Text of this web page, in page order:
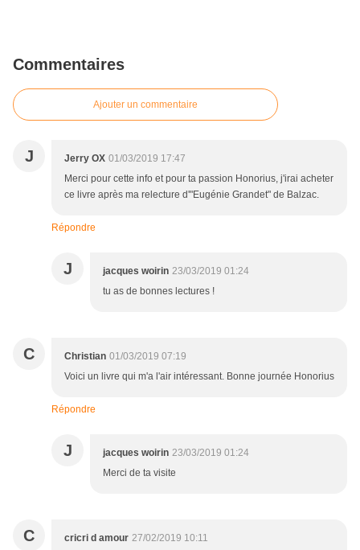
Commentaires
Ajouter un commentaire
J Jerry OX 01/03/2019 17:47
Merci pour cette info et pour ta passion Honorius, j'irai acheter
ce livre après ma relecture d'"Eugénie Grandet" de Balzac.
Répondre
J jacques woirin 23/03/2019 01:24
tu as de bonnes lectures !
C Christian 01/03/2019 07:19
Voici un livre qui m'a l'air intéressant. Bonne journée Honorius
Répondre
J jacques woirin 23/03/2019 01:24
Merci de ta visite
C cricri d amour 27/02/2019 10:11